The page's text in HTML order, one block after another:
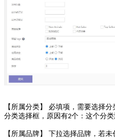
【所属分类】 必填项，需要选择
分类选择框，原因有2个： 这个分
【所属品牌】 下拉选择品牌，若